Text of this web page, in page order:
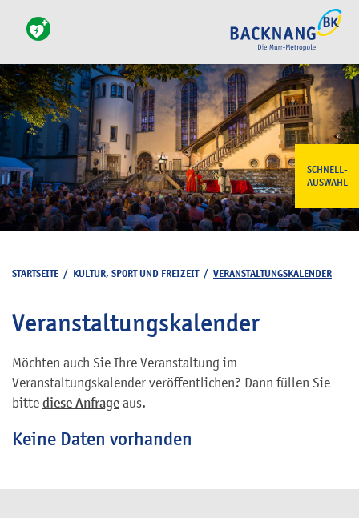
SCHNELL-
AUSWAHL
STARTSEITE / KULTUR, SPORT UND FREIZEIT/ VERANSTALTUNGSKALENDER
Veranstaltungskalender
Möchten auch Sie Ihre Veranstaltung im
Veranstaltungskalender veröffentlichen? Dann füllen Sie
bitte diese Anfrage aus.
Keine Daten vorhanden